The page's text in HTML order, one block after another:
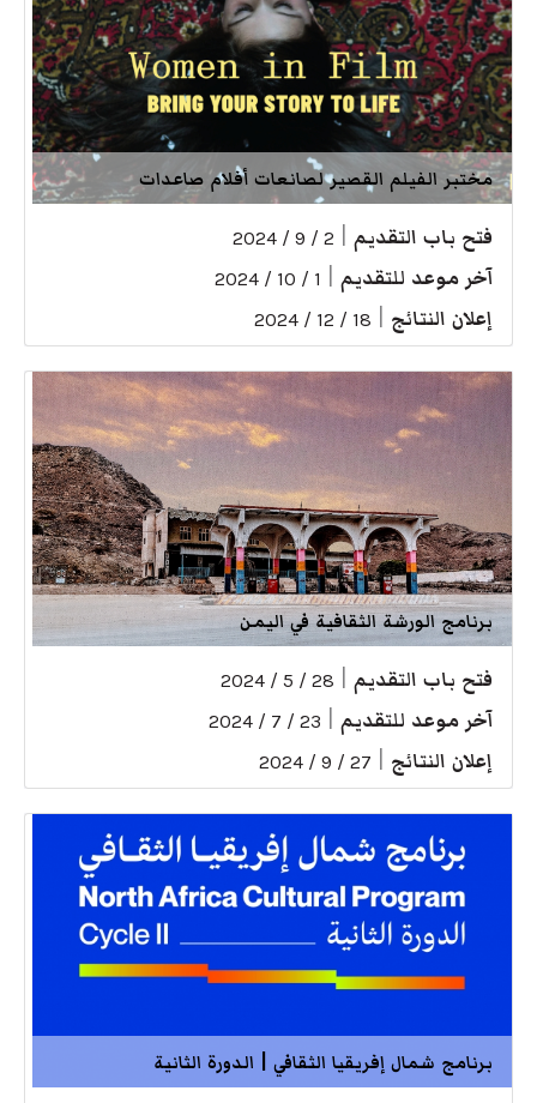
مختبر الفيلم القصير لصانعات أفلام صاعدات
فتح باب التقديم 2 / 9 / 2024
آخر موعد للتقديم 1 / 10 / 2024
إعلان النتائج 18 / 12 / 2024
برنامج الورشة الثقافية في اليمن
فتح باب التقديم 28 / 5 / 2024
آخر موعد للتقديم 23 / 7 / 2024
إعلان النتائج 27 / 9 / 2024
برنامج شمال إفريقيا الثقافي | الدورة الثانية